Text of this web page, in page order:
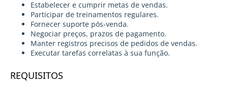
Estabelecer e cumprir metas de vendas.
Participar de treinamentos regulares.
Fornecer suporte pós-venda.
Negociar preços, prazos de pagamento.
Manter registros precisos de pedidos de vendas.
Executar tarefas correlatas à sua função.
REQUISITOS